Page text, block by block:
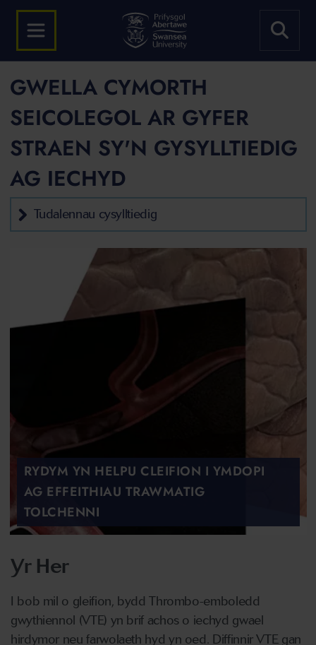
GWELLA CYMORTH
SEICOLEGOL AR GYFER
STRAEN SY'N GYSYLLTIEDIG
AG IECHYD
Tudalennau cysylltiedig
RYDYM YN HELPU CLEIFION I YMDOPI
AG EFFEITHIAU TRAWMATIG
TOLCHENNI
Yr Her
I bob mil o gleifion, bydd Thrombo-emboledd
gwythiennol (VTE) yn brif achos o iechyd gwael
hirdymor neu farwolaeth hyd yn oed. Diffinnir VTE gan